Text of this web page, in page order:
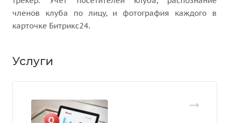
членов клуба по лицу, и фотография каждого в
карточке Битрикс24.
Услуги